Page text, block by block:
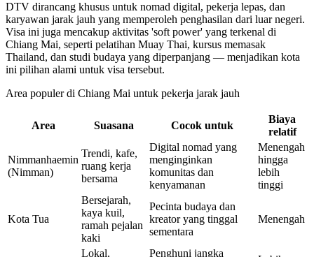
DTV dirancang khusus untuk nomad digital, pekerja lepas, dan
karyawan jarak jauh yang memperoleh penghasilan dari luar negeri.
Visa ini juga mencakup aktivitas 'soft power' yang terkenal di
Chiang Mai, seperti pelatihan Muay Thai, kursus memasak
Thailand, dan studi budaya yang diperpanjang — menjadikan kota
ini pilihan alami untuk visa tersebut.
Area populer di Chiang Mai untuk pekerja jarak jauh
Area Suasana Cocok untuk
Biaya
relatif
Nimmanhaemin
(Nimman)
Trendi, kafe,
ruang kerja
bersama
Digital nomad yang
menginginkan
komunitas dan
kenyamanan
Menengah
hingga
lebih
tinggi
Kota Tua
Bersejarah,
kaya kuil,
ramah pejalan
kaki
Pecinta budaya dan
kreator yang tinggal
sementara
Menengah
Lokal, Penghuni jangka